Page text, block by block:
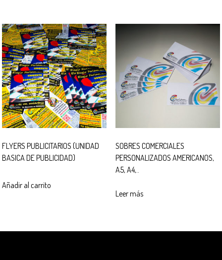
FLYERS PUBLICITARIOS (UNIDAD
BASICA DE PUBLICIDAD)
Añadir al carrito
SOBRES COMERCIALES
PERSONALIZADOS AMERICANOS,
A5, A4,..
Leer más